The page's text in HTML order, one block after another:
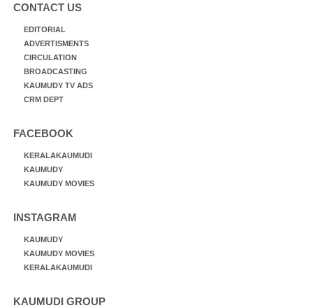
CONTACT US
EDITORIAL
ADVERTISMENTS
CIRCULATION
BROADCASTING
KAUMUDY TV ADS
CRM DEPT
FACEBOOK
KERALAKAUMUDI
KAUMUDY
KAUMUDY MOVIES
INSTAGRAM
KAUMUDY
KAUMUDY MOVIES
KERALAKAUMUDI
KAUMUDI GROUP